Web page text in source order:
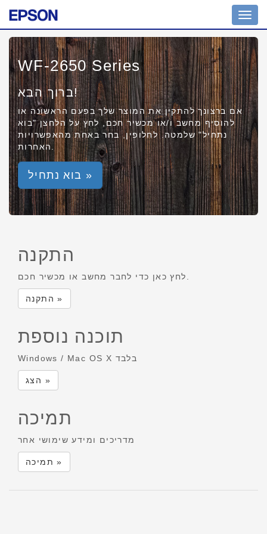
WF-2650 Series
ברוך הבא!
אם ברצונך להתקין את המוצר שלך בפעם הראשונה או
להוסיף מחשב ו/או מכשיר חכם, לחץ על הלחצן "בוא
נתחיל" שלמטה. לחלופין, בחר באחת מהאפשרויות
האחרות.
בוא נתחיל »
התקנה
התקנה »
תוכנה נוספת
Windows / Mac OS X בלבד
הצג »
תמיכה
מדריכים ומידע שימושי אחר
תמיכה »